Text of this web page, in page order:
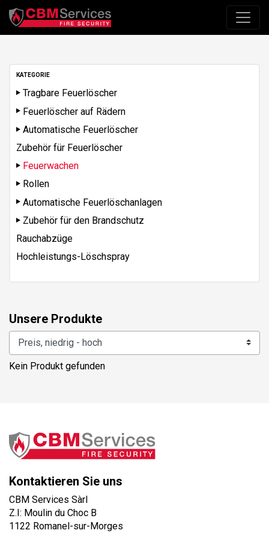
KATEGORIE
Tragbare Feuerlöscher
Feuerlöscher auf Rädern
Automatische Feuerlöscher
Zubehör für Feuerlöscher
Feuerwachen
Rollen
Automatische Feuerlöschanlagen
Zubehör für den Brandschutz
Rauchabzüge
Hochleistungs-Löschspray
Unsere Produkte
Kein Produkt gefunden
Kontaktieren Sie uns
CBM Services Sàrl
Z.I: Moulin du Choc B
1122 Romanel-sur-Morges